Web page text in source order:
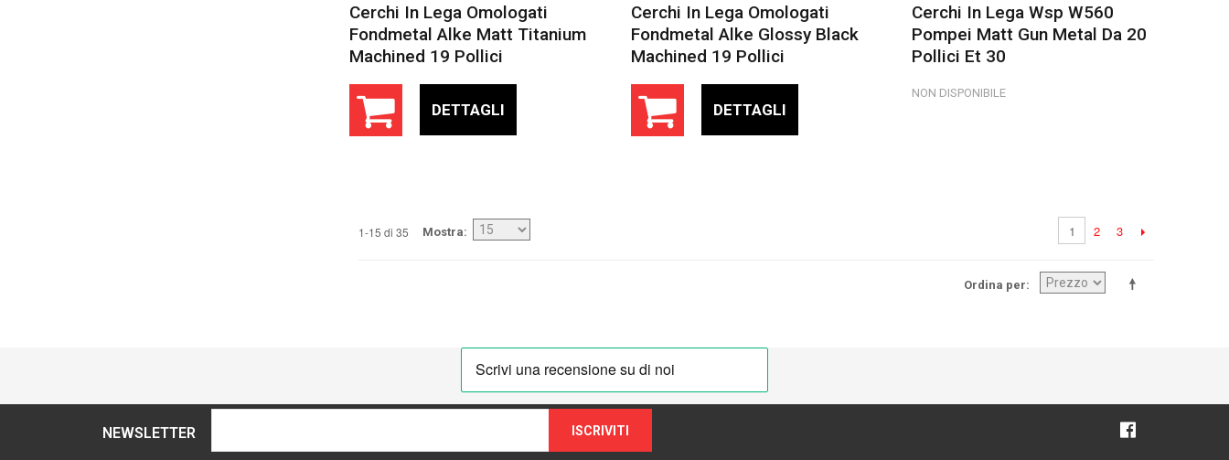
Cerchi In Lega Omologati
Fondmetal Alke Matt Titanium
Machined 19 Pollici
DETTAGLI
Cerchi In Lega Omologati
Fondmetal Alke Glossy Black
Machined 19 Pollici
DETTAGLI
Cerchi In Lega Wsp W560
Pompei Matt Gun Metal Da 20
Pollici Et 30
NON DISPONIBILE
1-15 di 35 Mostra 1 2 3
Ordina per
NEWSLETTER ISCRIVITI